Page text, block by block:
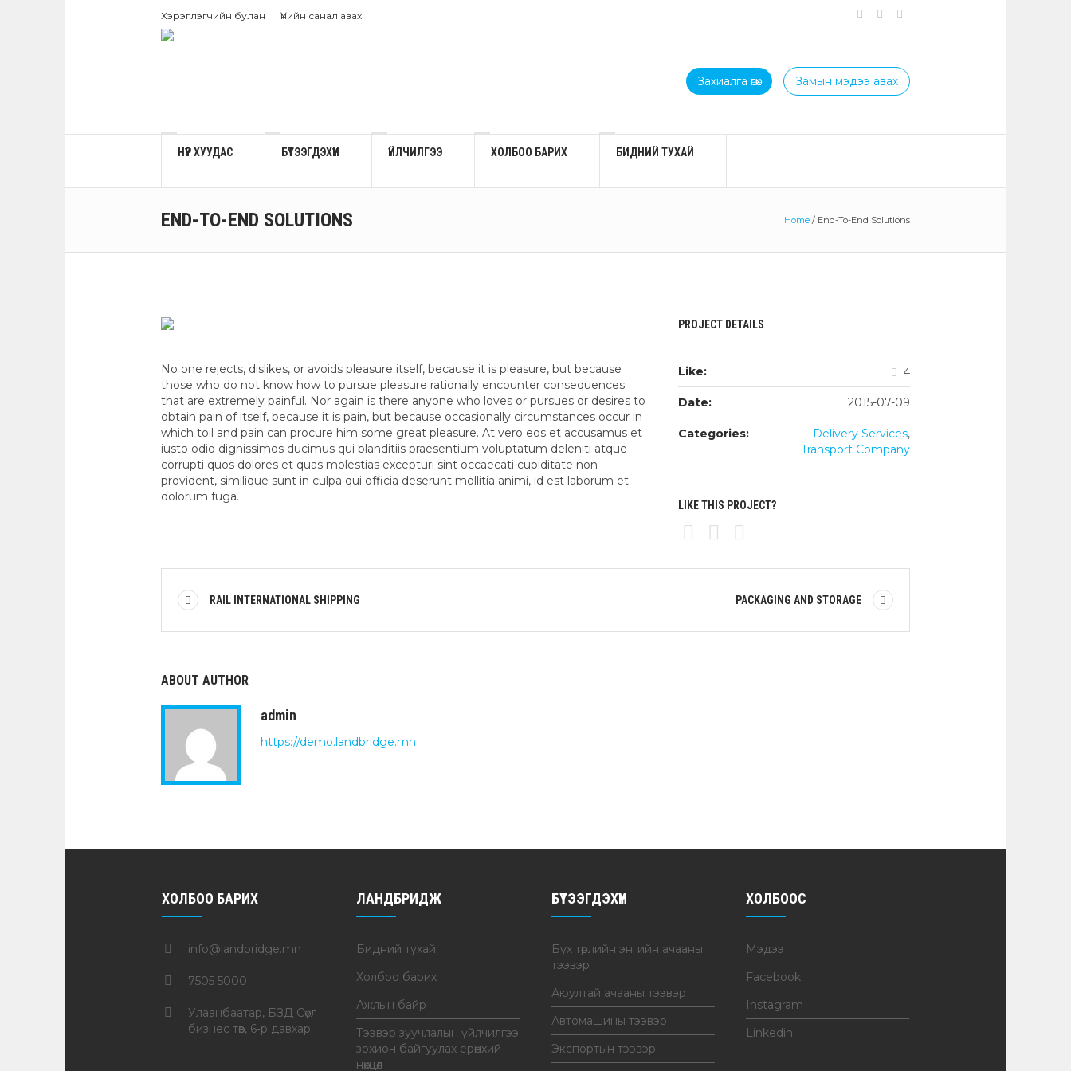
Хэрэглэгчийн булан Үнийн санал авах
Захиалга өгөх Замын мэдээ авах
НҮҮР ХУУДАС БҮТЭЭГДЭХҮҮН ҮЙЛЧИЛГЭЭ ХОЛБОО БАРИХ БИДНИЙ ТУХАЙ
END-TO-END SOLUTIONS Home / End-To-End Solutions
No one rejects, dislikes, or avoids pleasure itself, because it is pleasure, but because
those who do not know how to pursue pleasure rationally encounter consequences
that are extremely painful. Nor again is there anyone who loves or pursues or desires to
obtain pain of itself, because it is pain, but because occasionally circumstances occur in
which toil and pain can procure him some great pleasure. At vero eos et accusamus et
iusto odio dignissimos ducimus qui blanditiis praesentium voluptatum deleniti atque
corrupti quos dolores et quas molestias excepturi sint occaecati cupiditate non
provident, similique sunt in culpa qui officia deserunt mollitia animi, id est laborum et
dolorum fuga.
PROJECT DETAILS
Like: 4
Date: 2015-07-09
Categories: Delivery Services,
Transport Company
LIKE THIS PROJECT?
RAIL INTERNATIONAL SHIPPING PACKAGING AND STORAGE
ABOUT AUTHOR
admin
https://demo.landbridge.mn
ХОЛБОО БАРИХ
info@landbridge.mn
7505 5000
Улаанбаатар, БЗД Сөүл
бизнес төв, 6-р давхар
ЛАНДБРИДЖ
Бидний тухай
Холбоо барих
Ажлын байр
Тээвэр зуучлалын үйлчилгээ
зохион байгуулах ерөнхий
нөхцөл
БҮТЭЭГДЭХҮҮН
Бүх төрлийн энгийн ачааны
тээвэр
Аюултай ачааны тээвэр
Автомашины тээвэр
Экспортын тээвэр
ХОЛБООС
Мэдээ
Facebook
Instagram
Linkedin